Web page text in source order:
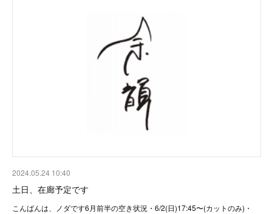
2024.05.24 10:40
土日、在廊予定です
こんばんは、ノダです6月前半の空き状況・6/2(日)17:45〜(カットのみ)・